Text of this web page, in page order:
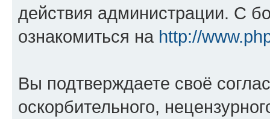
действия администрации. С
ознакомиться на http://
Вы подтверждаете своё
оскорбительного,